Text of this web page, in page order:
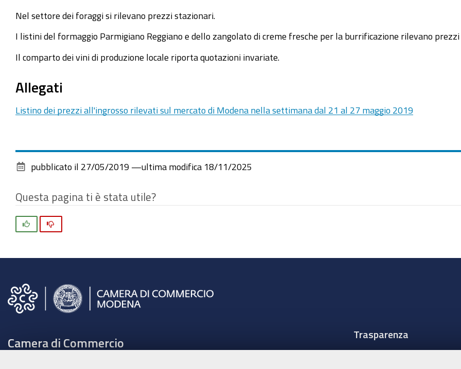
Nel settore dei foraggi si rilevano prezzi stazionari.
I listini del formaggio Parmigiano Reggiano e dello zangolato di creme fresche per la burrificazione rilevano prezzi
Il comparto dei vini di produzione locale riporta quotazioni invariate.
Allegati
Listino dei prezzi all'ingrosso rilevati sul mercato di Modena nella settimana dal 21 al 27 maggio 2019
pubblicato il 27/05/2019 —ultima modifica 18/11/2025
Questa pagina ti è stata utile?
Camera di Commercio
Trasparenza